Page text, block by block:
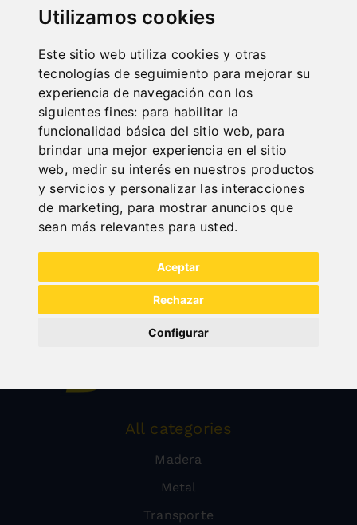
Utilizamos cookies
Este sitio web utiliza cookies y otras
tecnologías de seguimiento para mejorar su
experiencia de navegación con los
siguientes fines: para habilitar la
funcionalidad básica del sitio web, para
brindar una mejor experiencia en el sitio
web, medir su interés en nuestros productos
y servicios y personalizar las interacciones
de marketing, para mostrar anuncios que
sean más relevantes para usted.
Aceptar
Rechazar
Configurar
Art. No. : 02-1292XL
15.324,00 €
incl. 20% VAT
Deliverable Soon
Deliverable by 27 ago 2026
All categories
Madera
Metal
Transporte